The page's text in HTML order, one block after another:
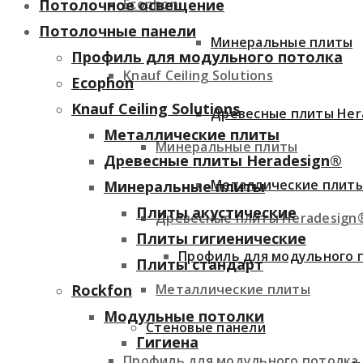
Ecophon
Knauf Ceiling Solutions
Минеральные плиты
Древесные плиты
Металлические плиты
Минеральные плиты
Древесные плиты
Металлические
Профиль для модульного
Стеновые панели
Потолочное освещение
Потолочные панели
Профиль для модульного потолка
Ecophon
Knauf Ceiling Solutions
Металлические плиты
Древесные плиты Heradesign®
Минеральные плиты
Плиты акустические
Плиты гигиенические
Плиты стандарт
Rockfon
Модульные потолки
Гигиена